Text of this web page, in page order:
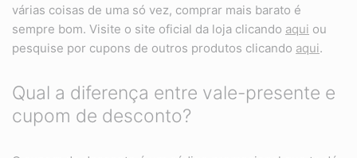
várias coisas de uma só vez, comprar mais barato é
sempre bom. Visite o site oficial da loja clicando aqui ou
pesquise por cupons de outros produtos clicando aqui.
Qual a diferença entre vale-presente e
cupom de desconto?